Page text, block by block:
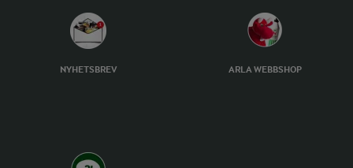
NYHETSBREV ARLA WEBBSHOP